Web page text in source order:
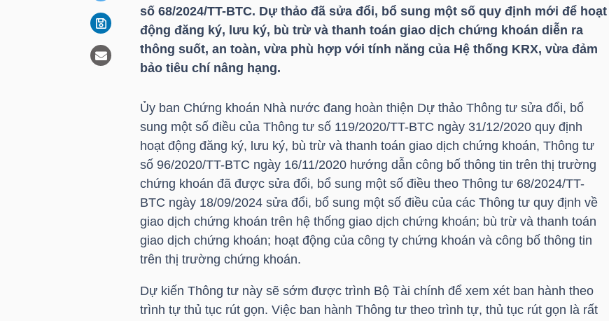
số 68/2024/TT-BTC. Dự thảo đã sửa đổi, bổ sung một số quy định mới để hoạt
động đăng ký, lưu ký, bù trừ và thanh toán giao dịch chứng khoán diễn ra
thông suốt, an toàn, vừa phù hợp với tính năng của Hệ thống KRX, vừa đảm
bảo tiêu chí nâng hạng.
Ủy ban Chứng khoán Nhà nước đang hoàn thiện Dự thảo Thông tư sửa đổi, bổ
sung một số điều của Thông tư số 119/2020/TT-BTC ngày 31/12/2020 quy định
hoạt động đăng ký, lưu ký, bù trừ và thanh toán giao dịch chứng khoán, Thông tư
số 96/2020/TT-BTC ngày 16/11/2020 hướng dẫn công bố thông tin trên thị trường
chứng khoán đã được sửa đổi, bổ sung một số điều theo Thông tư 68/2024/TT-
BTC ngày 18/09/2024 sửa đổi, bổ sung một số điều của các Thông tư quy định về
giao dịch chứng khoán trên hệ thống giao dịch chứng khoán; bù trừ và thanh toán
giao dịch chứng khoán; hoạt động của công ty chứng khoán và công bố thông tin
trên thị trường chứng khoán.
Dự kiến Thông tư này sẽ sớm được trình Bộ Tài chính để xem xét ban hành theo
trình tự thủ tục rút gọn. Việc ban hành Thông tư theo trình tự, thủ tục rút gọn là rất